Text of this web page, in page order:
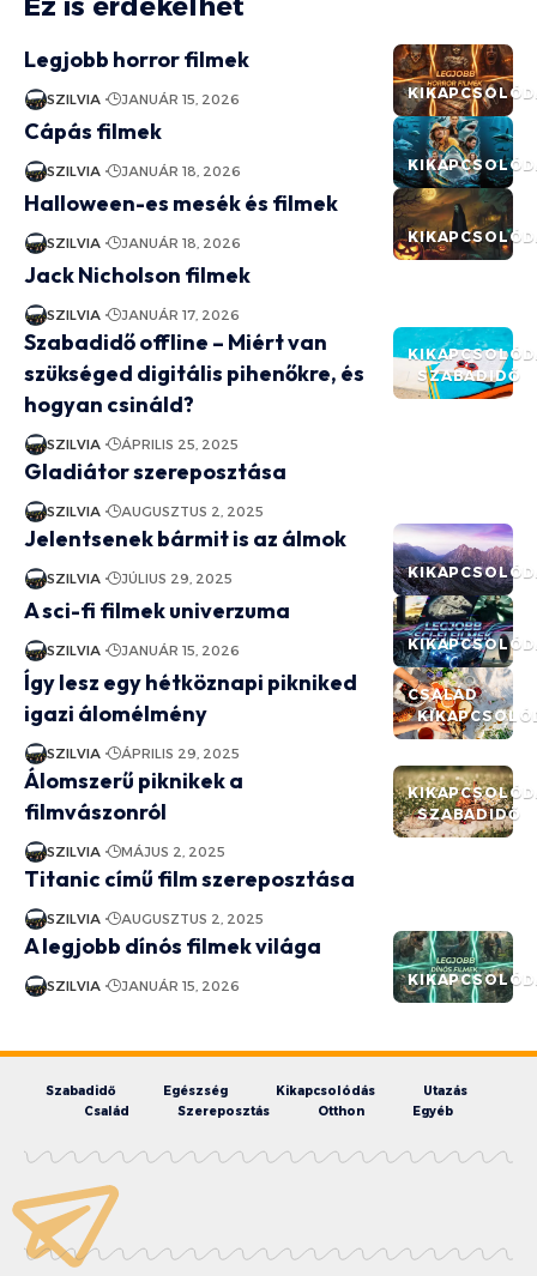
Legjobb horror filmek
SZILVIA JANUÁR 15, 2026
Cápás filmek
SZILVIA JANUÁR 18, 2026
Halloween-es mesék és filmek
SZILVIA JANUÁR 18, 2026
Jack Nicholson filmek
SZILVIA JANUÁR 17, 2026
SZABADIDŐ
Szabadidő offline – Miért van
szükséged digitális pihenőkre, és
hogyan csináld?
SZILVIA ÁPRILIS 25, 2025
Gladiátor szereposztása
SZILVIA AUGUSZTUS 2, 2025
Jelentsenek bármit is az álmok
SZILVIA JÚLIUS 29, 2025
A sci-fi filmek univerzuma
SZILVIA JANUÁR 15, 2026
CSALÁD
Így lesz egy hétköznapi pikniked
igazi álomélmény
SZILVIA ÁPRILIS 29, 2025
SZABADIDŐ
Álomszerű piknikek a
filmvászonról
SZILVIA MÁJUS 2, 2025
Titanic című film szereposztása
SZILVIA AUGUSZTUS 2, 2025
A legjobb dínós filmek világa
SZILVIA JANUÁR 15, 2026
Szabadidő Egészség Kikapcsolódás
Utazás
Család
Szereposztás Otthon Egyéb